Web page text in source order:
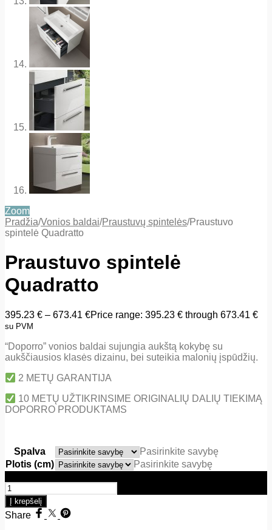
Zoom
Pradžia/Vonios baldai/Praustuvų spintelės/Praustuvo
spintelė Quadratto
Praustuvo spintelė
Quadratto
395.23 € – 673.41 €Price range: 395.23 € through 673.41 €
su PVM
“Doporro” vonios baldai sujungia aukštą kokybę su
aukščiausios klasės dizainu, bei suteikia malonių įspūdžių.
2 METŲ GARANTIJA
10 METŲ UŽTIKRINSIME ORIGINALIŲ DALIŲ TIEKIMĄ
DOPORRO PRODUKTAMS
Spalva
Pasirinkite savybę
Plotis (cm)
Pasirinkite savybę
Į krepšelį
Share